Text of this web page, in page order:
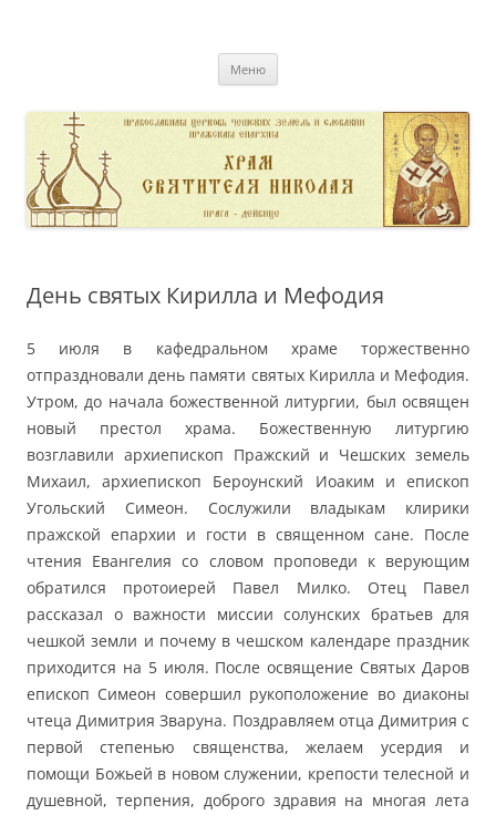
Меню
День святых Кирилла и Мефодия
5 июля в кафедральном храме торжественно
отпраздновали день памяти святых Кирилла и Мефодия.
Утром, до начала божественной литургии, был освящен
новый престол храма. Божественную литургию
возглавили архиепископ Пражский и Чешских земель
Михаил, архиепископ Бероунский Иоаким и епископ
Угольский Симеон. Сослужили владыкам клирики
пражской епархии и гости в священном сане. После
чтения Евангелия со словом проповеди к верующим
обратился протоиерей Павел Милко. Отец Павел
рассказал о важности миссии солунских братьев для
чешкой земли и почему в чешском календаре праздник
приходится на 5 июля. После освящение Святых Даров
епископ Симеон совершил рукоположение во диаконы
чтеца Димитрия Зваруна. Поздравляем отца Димитрия с
первой степенью священства, желаем усердия и
помощи Божьей в новом служении, крепости телесной и
душевной, терпения, доброго здравия на многая лета